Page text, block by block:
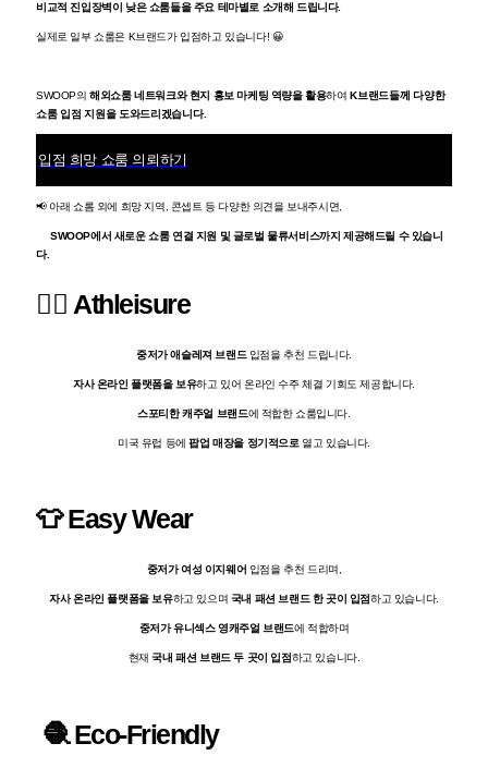
비교적 진입장벽이 낮은 쇼룸들을 주요 테마별로 소개해 드립니다.
실제로 일부 쇼룸은 K브랜드가 입점하고 있습니다! 😀
SWOOP의해외쇼룸 네트워크와 현지 홍보 마케팅 역량을 활용하여K브랜드들께 다양한
쇼룸 입점 지원을 도와드리겠습니다.
입점 희망 쇼룸 의뢰하기
📢 아래 쇼롬 외에 희망 지역, 콘셉트 등 다양한 의견을 보내주시면,
SWOOP에서 새로운 쇼룸 연결 지원 및 글로벌 물류서비스까지 제공해드릴 수 있습니
다.
🏃‍♀️ Athleisure
중저가 애슬레져 브랜드 입점을 추천 드립니다.
자사 온라인 플랫폼을 보유하고 있어 온라인 수주 체결 기회도 제공합니다.
스포티한 캐주얼 브랜드에 적합한 쇼룸입니다.
미국 유럽 등에팝업 매장을 정기적으로 열고 있습니다.
👕 Easy Wear
중저가 여성 이지웨어 입점을 추천 드리며,
자사 온라인 플랫폼을 보유하고 있으며 국내 패션 브랜드 한 곳이 입점하고 있습니다.
중저가 유니섹스 영캐주얼 브랜드에 적합하며
현재국내 패션 브랜드 두 곳이 입점하고 있습니다.
🧶 Eco-Friendly